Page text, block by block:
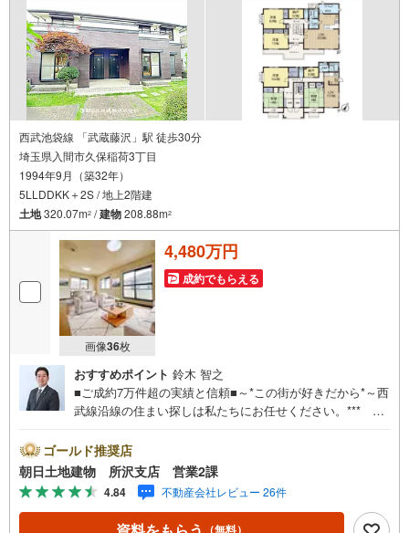
西武池袋線 「武蔵藤沢」駅 徒歩30分
埼玉県入間市久保稲荷3丁目
1994年9月（築32年）
5LLDDKK＋2S / 地上2階建
土地320.07m2 /建物208.88m2
画像36枚
4,480万円
成約でもらえる
おすすめポイント 鈴木 智之
■ご成約7万件超の実績と信頼■～*この街が好きだから*～西
武線沿線の住まい探しは私たちにお任せください。*** 住
玉・神奈川に展開。豊富な取引データと現場経験をもと
に、お客様一人ひとりに最適なご提案を行っています。
「住宅ローンが不安」「自己資金が少ないけれど購入でき
る？」「住み替えの進め方が分からない」など、購入・売
却に関するお悩みにも有資格スタッフが丁寧に対応。資金
ゴールド推奨店
朝日土地建物 所沢支店 営業2課
4.84 不動産会社レビュー 26件
（無料）